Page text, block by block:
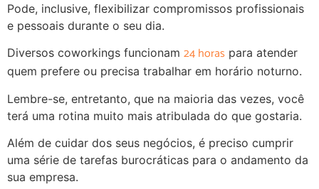
Pode, inclusive, flexibilizar compromissos profissionais
e pessoais durante o seu dia.
Diversos coworkings funcionam 24 horas para atender
quem prefere ou precisa trabalhar em horário noturno.
Lembre-se, entretanto, que na maioria das vezes, você
terá uma rotina muito mais atribulada do que gostaria.
Além de cuidar dos seus negócios, é preciso cumprir
uma série de tarefas burocráticas para o andamento da
sua empresa.